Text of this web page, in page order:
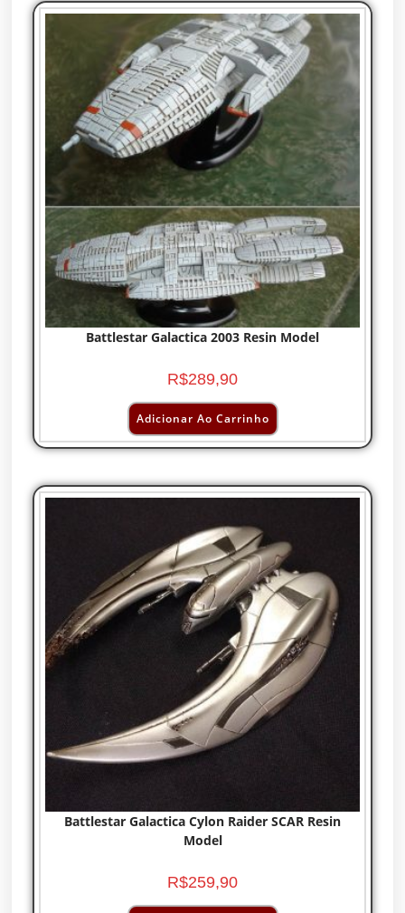
Battlestar Galactica 2003 Resin Model
R$289,90
Adicionar Ao Carrinho
Battlestar Galactica Cylon Raider SCAR Resin
Model
R$259,90